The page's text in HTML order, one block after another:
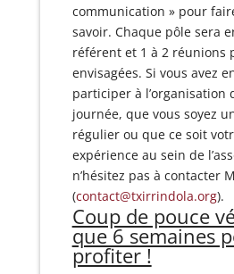
communication » pour
savoir. Chaque pôle sera
référent et 1 à 2 réunions
envisagées. Si vous avez
participer à l’organisation
journée, que vous soyez
régulier ou que ce soit
expérience au sein de
n’hésitez pas à contacter
(contact@txirrindola.org).
Coup de pouce
que 6 semaines
profiter !